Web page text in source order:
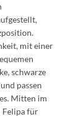
mit einer
schwarze
passen
Mitten im
Felipa für